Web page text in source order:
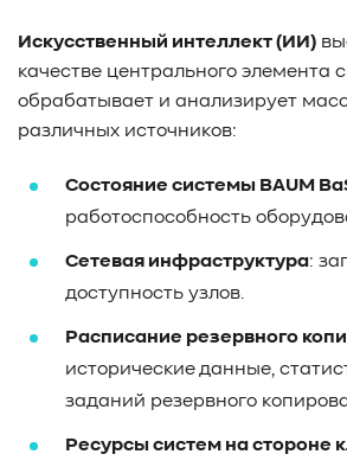
Искусственный интеллект (ИИ)
качестве центрального элемента
обрабатывает и анализирует
различных источников:
Состояние системы BAUM
работоспособность
Сетевая инфраструктура:
доступность узлов.
Расписание резервного
исторические данные,
заданий резервного
Ресурсы систем на стороне